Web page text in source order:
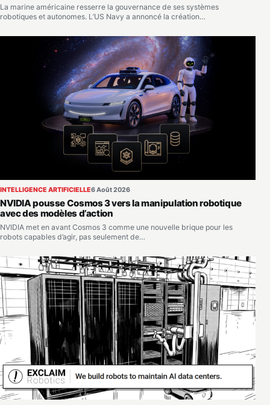
La marine américaine resserre la gouvernance de ses systèmes
robotiques et autonomes. L’US Navy a annoncé la création…
INTELLIGENCE ARTIFICIELLE6 Août 2026
NVIDIA pousse Cosmos 3 vers la manipulation robotique
avec des modèles d’action
NVIDIA met en avant Cosmos 3 comme une nouvelle brique pour les
robots capables d’agir, pas seulement de…